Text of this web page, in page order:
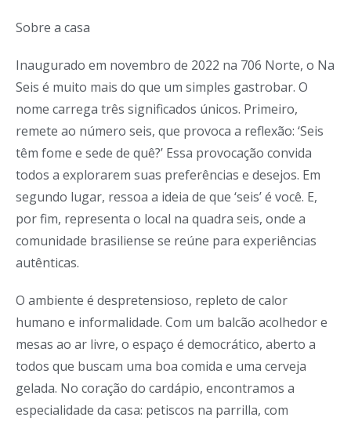
Sobre a casa
Inaugurado em novembro de 2022 na 706 Norte, o Na
Seis é muito mais do que um simples gastrobar. O
nome carrega três significados únicos. Primeiro,
remete ao número seis, que provoca a reflexão: ‘Seis
têm fome e sede de quê?’ Essa provocação convida
todos a explorarem suas preferências e desejos. Em
segundo lugar, ressoa a ideia de que ‘seis’ é você. E,
por fim, representa o local na quadra seis, onde a
comunidade brasiliense se reúne para experiências
autênticas.
O ambiente é despretensioso, repleto de calor
humano e informalidade. Com um balcão acolhedor e
mesas ao ar livre, o espaço é democrático, aberto a
todos que buscam uma boa comida e uma cerveja
gelada. No coração do cardápio, encontramos a
especialidade da casa: petiscos na parrilla, com